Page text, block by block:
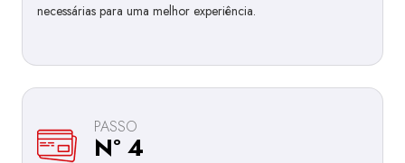
necessárias para uma melhor experiência.
PASSO
Nº 4